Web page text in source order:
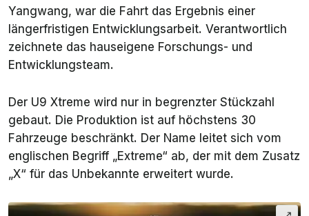
Yangwang, war die Fahrt das Ergebnis einer
längerfristigen Entwicklungsarbeit. Verantwortlich
zeichnete das hauseigene Forschungs- und
Entwicklungsteam.
Der U9 Xtreme wird nur in begrenzter Stückzahl
gebaut. Die Produktion ist auf höchstens 30
Fahrzeuge beschränkt. Der Name leitet sich vom
englischen Begriff „Extreme“ ab, der mit dem Zusatz
„X“ für das Unbekannte erweitert wurde.